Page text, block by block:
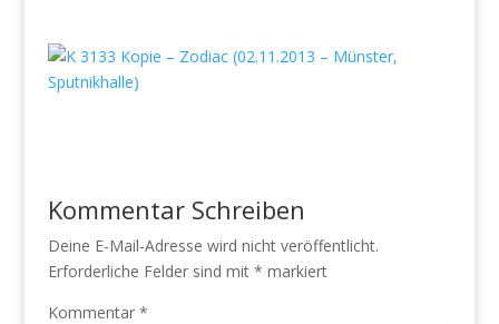
Kommentar Schreiben
Deine E-Mail-Adresse wird nicht veröffentlicht.
Erforderliche Felder sind mit * markiert
Kommentar *